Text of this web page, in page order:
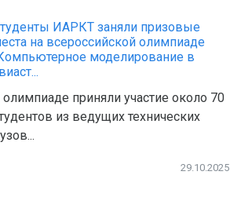
ИАРКТ заняли призовые
на всероссийской олимпиаде
моделирование в
олимпиаде приняли участие около 70
из ведущих технических
29.10.2025